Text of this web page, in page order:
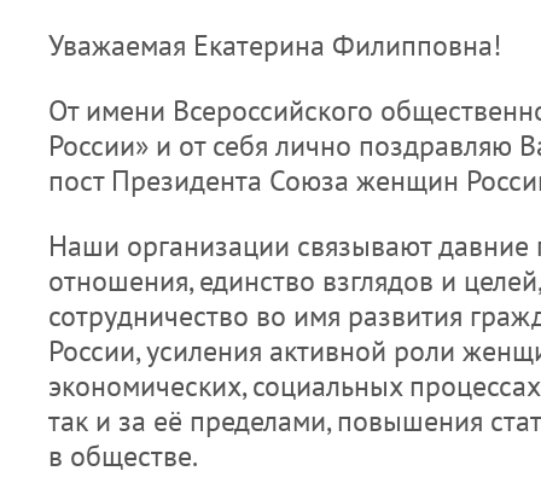
Уважаемая Екатерина Филипповна!
От имени Всероссийского
России» и от себя лично поздравляю
пост Президента Союза женщин
Наши организации связывают давние
отношения, единство взглядов и
сотрудничество во имя развития
России, усиления активной роли
экономических, социальных
так и за её пределами, повышения
в обществе.